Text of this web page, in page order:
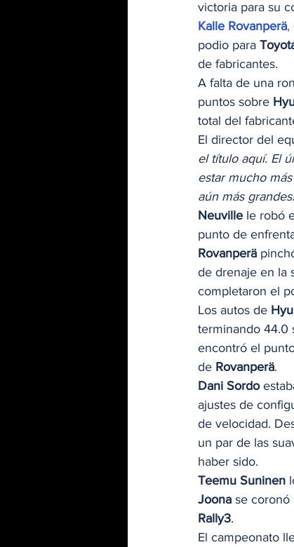
victoria para su
Kalle Rovanperä,
podio para
de fabricantes.
A falta de una
puntos sobre
total del
El director del
el título aquí. El
estar mucho
aún más
Neuville le robó
punto de
Rovanperä
de drenaje en la
completaron el
Los autos de
terminando 44.0
encontró el
de Rovanperä.
Dani Sordo
ajustes de
de velocidad.
un par de las
haber sido.
Teemu Suninen
Joona se coronó
Rally3.
El campeonato